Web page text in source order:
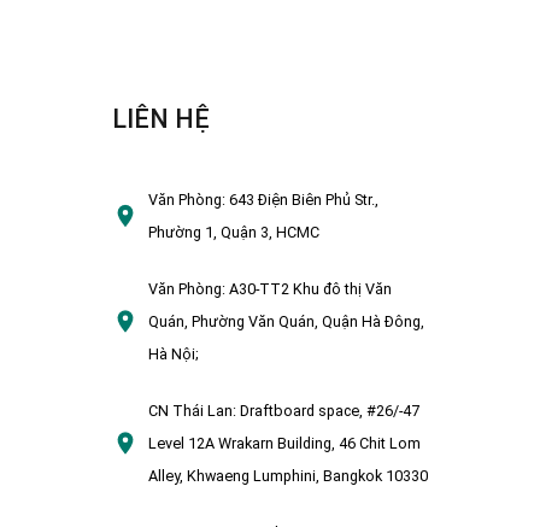
LIÊN HỆ
Văn Phòng:643 Điện Biên Phủ Str.,
Phường 1, Quận 3, HCMC
Văn Phòng:A30-TT2 Khu đô thị Văn
Quán, Phường Văn Quán, Quận Hà Đông,
Hà Nội;
CN Thái Lan: Draftboard space, #26/-47
Level 12A Wrakarn Building, 46 Chit Lom
Alley, Khwaeng Lumphini, Bangkok 10330